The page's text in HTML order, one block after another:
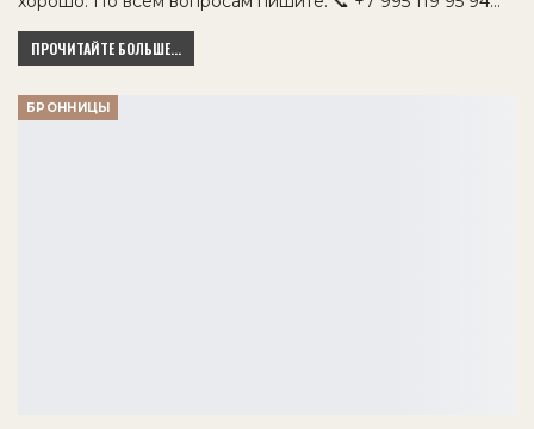
ПРОЧИТАЙТЕ БОЛЬШЕ...
БРОННИЦЫ